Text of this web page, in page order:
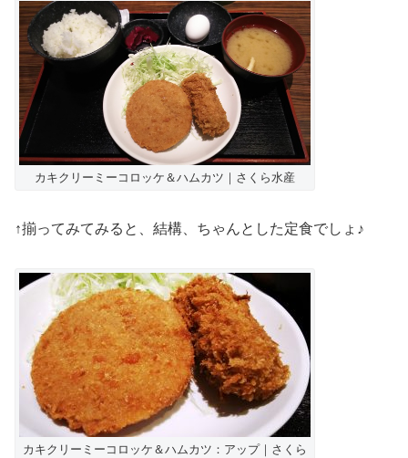
カキクリーミーコロッケ＆ハムカツ｜さくら水産
↑揃ってみてみると、結構、ちゃんとした定食でしょ♪
カキクリーミーコロッケ＆ハムカツ：アップ｜さくら